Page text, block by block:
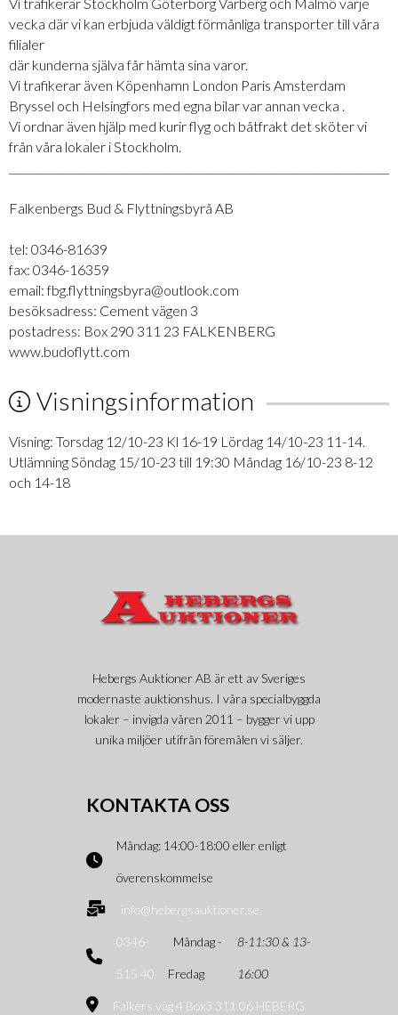
vecka där vi kan erbjuda väldigt förmånliga transporter till våra
filialer
där kunderna själva får hämta sina varor.
Vi trafikerar även Köpenhamn London Paris Amsterdam
Bryssel och Helsingfors med egna bilar var annan vecka .
Vi ordnar även hjälp med kurir flyg och båtfrakt det sköter vi
från våra lokaler i Stockholm.
Falkenbergs Bud & Flyttningsbyrå AB
tel: 0346-81639
fax: 0346-16359
email: fbg.flyttningsbyra@outlook.com
besöksadress: Cement vägen 3
postadress: Box 290 311 23 FALKENBERG
www.budoflytt.com
Visningsinformation
Visning: Torsdag 12/10-23 Kl 16-19 Lördag 14/10-23 11-14.
Utlämning Söndag 15/10-23 till 19:30 Måndag 16/10-23 8-12
och 14-18
Hebergs Auktioner AB är ett av Sveriges
modernaste auktionshus. I våra specialbyggda
lokaler – invigda våren 2011 – bygger vi upp
unika miljöer utifrån föremålen vi säljer.
KONTAKTA OSS
Måndag: 14:00-18:00 eller enligt
överenskommelse
info@hebergsauktioner.se
0346-
515 40
Måndag -
Fredag
8-11:30 & 13-
16:00
Falkers väg 4 Box3 311 06 HEBERG